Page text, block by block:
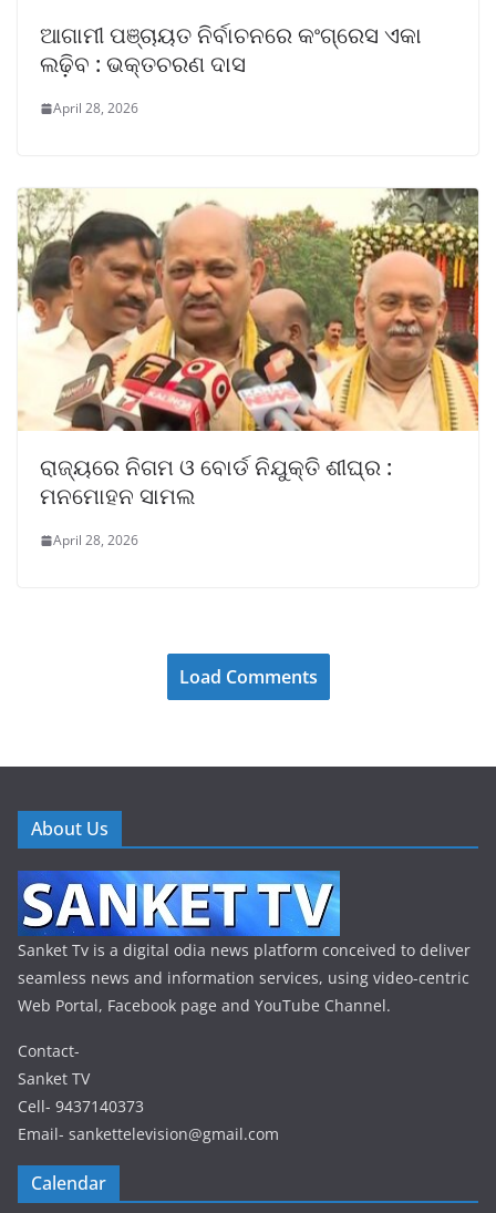
ଆଗାମୀ ପଞ୍ଚାୟତ ନିର୍ବାଚନରେ କଂଗ୍ରେସ ଏକା
ଲଢ଼ିବ : ଭକ୍ତଚରଣ ଦାସ
April 28, 2026
ରାଜ୍ୟରେ ନିଗମ ଓ ବୋର୍ଡ ନିଯୁକ୍ତି ଶୀଘ୍ର :
ମନମୋହନ ସାମଲ
April 28, 2026
Load Comments
About Us
Sanket Tv is a digital odia news platform conceived to deliver
seamless news and information services, using video-centric
Web Portal, Facebook page and YouTube Channel.
Contact-
Sanket TV
Cell- 9437140373
Email- sankettelevision@gmail.com
Calendar